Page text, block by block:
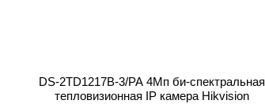
DS-2TD1217B-3/PA 4Мп би-спектральная
тепловизионная IP камера Hikvision